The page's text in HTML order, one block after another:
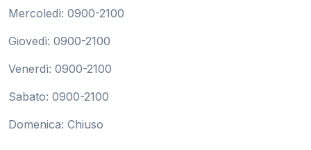
Mercoledì: 0900-2100
Giovedì: 0900-2100
Venerdì: 0900-2100
Sabato: 0900-2100
Domenica: Chiuso